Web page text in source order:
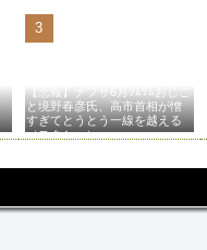
【悲報】ナフサ6月ﾂﾑﾂﾑおじこ
と境野春彦氏、高市首相が憎
すぎてとうとう一線を越える
（スクショ）